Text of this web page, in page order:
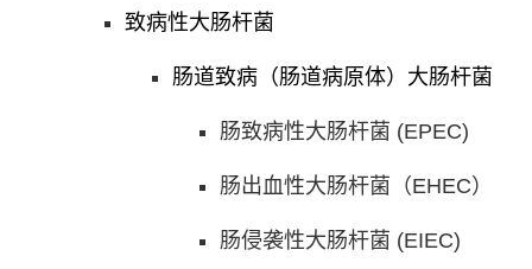
致病性大肠杆菌
肠道致病（肠道病原体）大肠杆菌
肠致病性大肠杆菌 (EPEC)
肠出血性大肠杆菌（EHEC）
肠侵袭性大肠杆菌 (EIEC)